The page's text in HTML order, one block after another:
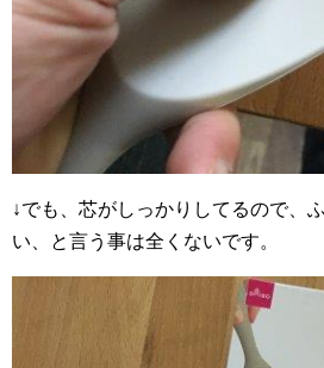
↓でも、芯がしっかりしてるので、
い、と言う事は全くないです。